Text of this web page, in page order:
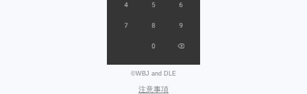
©WBJ and DLE
注意事項